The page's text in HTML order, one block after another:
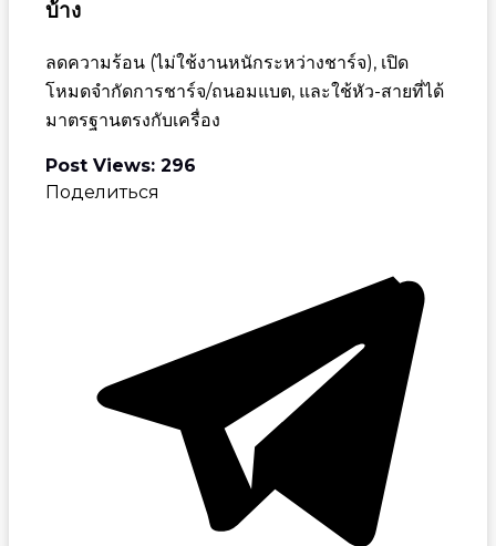
บ้าง
ลดความร้อน (ไม่ใช้งานหนักระหว่างชาร์จ), เปิด
โหมดจำกัดการชาร์จ/ถนอมแบต, และใช้หัว-สายที่ได้
มาตรฐานตรงกับเครื่อง
Post Views: 296
Поделиться